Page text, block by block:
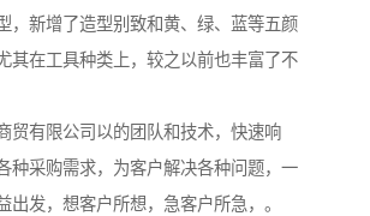
，新增了造型别致和黄、绿、蓝等五颜
其在工具种类上，较之以前也丰富了不
贸有限公司以的团队和技术，快速响
种采购需求，为客户解决各种问题，一
出发，想客户所想，急客户所急，。